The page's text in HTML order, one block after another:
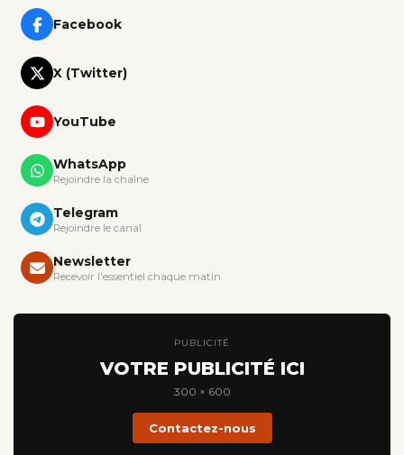
Facebook
X (Twitter)
YouTube
WhatsApp
Rejoindre la chaîne
Telegram
Rejoindre le canal
Newsletter
Recevoir l'essentiel chaque matin
PUBLICITÉ
VOTRE PUBLICITÉ ICI
300 × 600
Contactez-nous